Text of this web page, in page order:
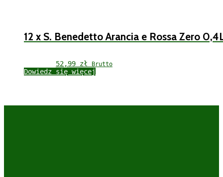
12 x S. Benedetto Arancia e Rossa Zero
52,99 zł Brutto
Dowiedz się więcej